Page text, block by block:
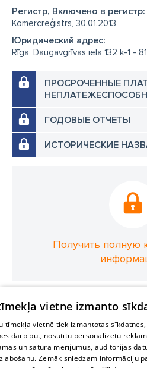
Регистр, Включено в регистр:
Komercreģistrs, 30.01.2013
Юридический адрес:
Rīga, Daugavgrīvas iela 132 k-1 -
ПРОСРОЧЕННЫЕ
ГОДОВЫЕ ОТЧЕТЫ
ИСТОРИЧЕСКИЕ
Получить полную
vietne izmanto
tīmekļa vietnē tiek izmantotas
darbību., nosūtītu personalizētu
un satura mērījumus, auditorijas
Zemāk sniedzam informāciju